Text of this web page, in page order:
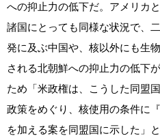
への抑止力の低下だ。アメリカ
諸国にとっても同様な状況で、
発に及ぶ中国や、核以外にも生
される北朝鮮への抑止力の低下
ため「米政権は、こうした同盟
政策をめぐり、核使用の条件に
を加える案を同盟国に示した」